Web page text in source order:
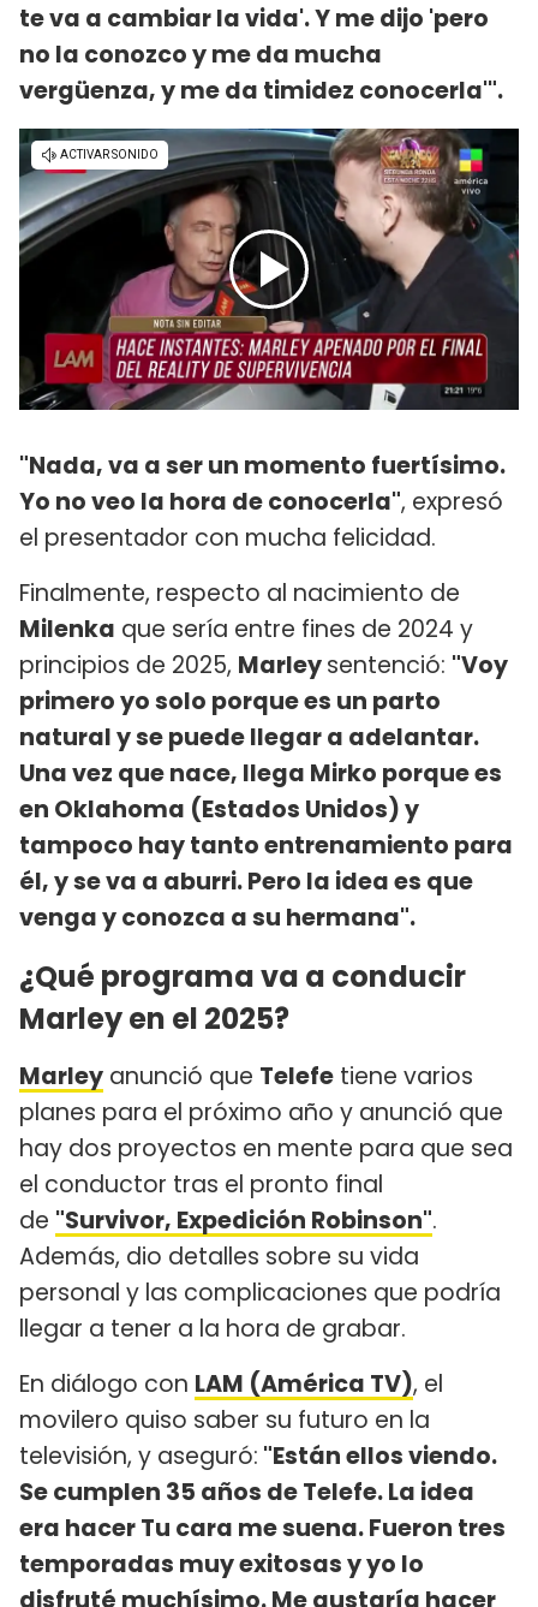
te va a cambiar la vida'. Y me dijo 'pero
no la conozco y me da mucha
vergüenza, y me da timidez conocerla'".
"Nada, va a ser un momento fuertísimo.
Yo no veo la hora de conocerla", expresó
el presentador con mucha felicidad.
Finalmente, respecto al nacimiento de
Milenka que sería entre fines de 2024 y
principios de 2025, Marleysentenció: "Voy
primero yo solo porque es un parto
natural y se puede llegar a adelantar.
Una vez que nace, llega Mirko porque es
en Oklahoma (Estados Unidos) y
tampoco hay tanto entrenamiento para
él, y se va a aburri. Pero la idea es que
venga y conozca a su hermana".
¿Qué programa va a conducir
Marley en el 2025?
Marley anunció que Telefe tiene varios
planes para el próximo año y anunció que
hay dos proyectos en mente para que sea
el conductor tras el pronto final
de "Survivor, Expedición Robinson".
Además, dio detalles sobre su vida
personal y las complicaciones que podría
llegar a tener a la hora de grabar.
En diálogo con LAM (América TV), el
movilero quiso saber su futuro en la
televisión, y aseguró: "Están ellos viendo.
Se cumplen 35 años de Telefe. La idea
era hacer Tu cara me suena. Fueron tres
temporadas muy exitosas y yo lo
disfruté muchísimo. Me gustaría hacer